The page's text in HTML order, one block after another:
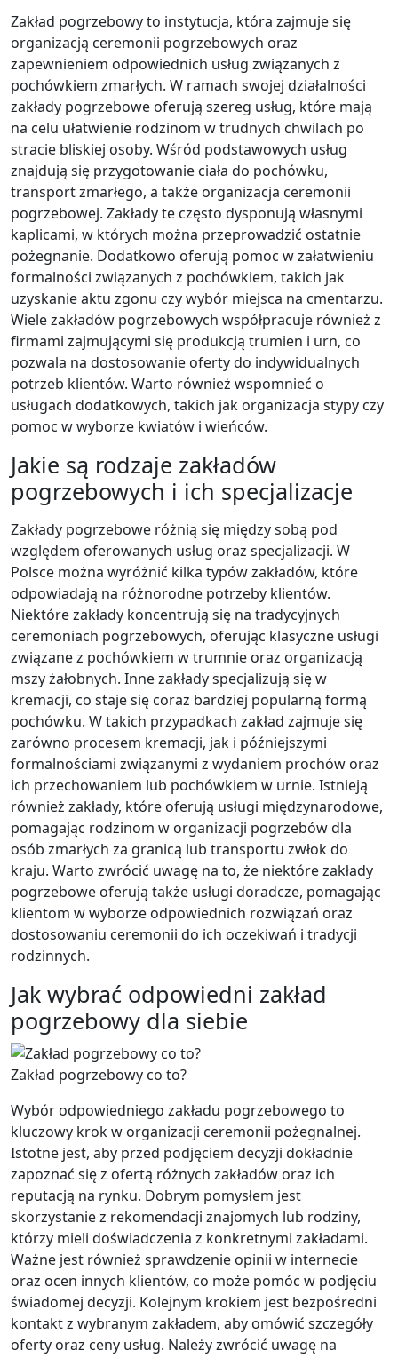
Zakład pogrzebowy to instytucja, która zajmuje się
organizacją ceremonii pogrzebowych oraz
zapewnieniem odpowiednich usług związanych z
pochówkiem zmarłych. W ramach swojej działalności
zakłady pogrzebowe oferują szereg usług, które mają
na celu ułatwienie rodzinom w trudnych chwilach po
stracie bliskiej osoby. Wśród podstawowych usług
znajdują się przygotowanie ciała do pochówku,
transport zmarłego, a także organizacja ceremonii
pogrzebowej. Zakłady te często dysponują własnymi
kaplicami, w których można przeprowadzić ostatnie
pożegnanie. Dodatkowo oferują pomoc w załatwieniu
formalności związanych z pochówkiem, takich jak
uzyskanie aktu zgonu czy wybór miejsca na cmentarzu.
Wiele zakładów pogrzebowych współpracuje również z
firmami zajmującymi się produkcją trumien i urn, co
pozwala na dostosowanie oferty do indywidualnych
potrzeb klientów. Warto również wspomnieć o
usługach dodatkowych, takich jak organizacja stypy czy
pomoc w wyborze kwiatów i wieńców.
Jakie są rodzaje zakładów
pogrzebowych i ich specjalizacje
Zakłady pogrzebowe różnią się między sobą pod
względem oferowanych usług oraz specjalizacji. W
Polsce można wyróżnić kilka typów zakładów, które
odpowiadają na różnorodne potrzeby klientów.
Niektóre zakłady koncentrują się na tradycyjnych
ceremoniach pogrzebowych, oferując klasyczne usługi
związane z pochówkiem w trumnie oraz organizacją
mszy żałobnych. Inne zakłady specjalizują się w
kremacji, co staje się coraz bardziej popularną formą
pochówku. W takich przypadkach zakład zajmuje się
zarówno procesem kremacji, jak i późniejszymi
formalnościami związanymi z wydaniem prochów oraz
ich przechowaniem lub pochówkiem w urnie. Istnieją
również zakłady, które oferują usługi międzynarodowe,
pomagając rodzinom w organizacji pogrzebów dla
osób zmarłych za granicą lub transportu zwłok do
kraju. Warto zwrócić uwagę na to, że niektóre zakłady
pogrzebowe oferują także usługi doradcze, pomagając
klientom w wyborze odpowiednich rozwiązań oraz
dostosowaniu ceremonii do ich oczekiwań i tradycji
rodzinnych.
Jak wybrać odpowiedni zakład
pogrzebowy dla siebie
Zakład pogrzebowy co to?
Wybór odpowiedniego zakładu pogrzebowego to
kluczowy krok w organizacji ceremonii pożegnalnej.
Istotne jest, aby przed podjęciem decyzji dokładnie
zapoznać się z ofertą różnych zakładów oraz ich
reputacją na rynku. Dobrym pomysłem jest
skorzystanie z rekomendacji znajomych lub rodziny,
którzy mieli doświadczenia z konkretnymi zakładami.
Ważne jest również sprawdzenie opinii w internecie
oraz ocen innych klientów, co może pomóc w podjęciu
świadomej decyzji. Kolejnym krokiem jest bezpośredni
kontakt z wybranym zakładem, aby omówić szczegóły
oferty oraz ceny usług. Należy zwrócić uwagę na